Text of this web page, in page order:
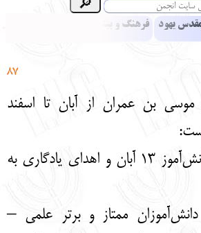
یهود فرهنگ و بینش یهود
עברית
87
بن عمران از آبان تا اسفند
- بزرگداشت روز دانش‌آموز 13 آبان و اهدای یادگاری به
ممتاز و برتر علمی –